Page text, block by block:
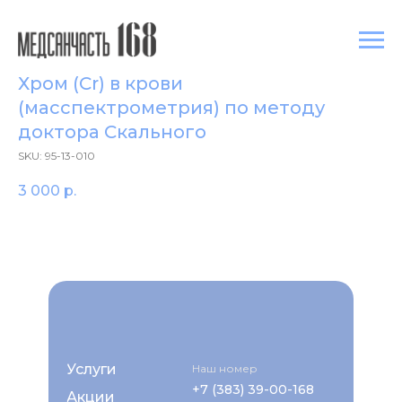
Хром (Cr) в крови
(масспектрометрия) по методу
доктора Скального
SKU: 95-13-010
3 000 р.
Услуги
Акции +7 (383) 39-00-168
Наш номер